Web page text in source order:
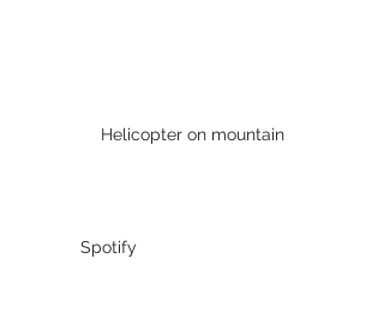
Helicopter on mountain
Spotify